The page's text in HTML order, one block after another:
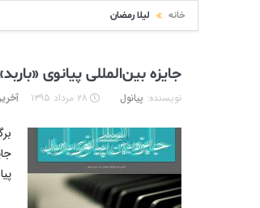
خانه لیلا رمضان
جایزه بین‌المللی پیانوی
نویسنده: پیانول ۲۸ مرداد ۱۳۹۵ آخرین
پیانو‌